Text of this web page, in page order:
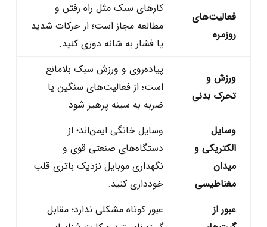
فعالیت‌های
روزمره
کارهای سبک مثل راه رفتن و
مطالعه مجاز است؛ از حرکات شدید
یا فشار به شانه دوری کنید.
ورزش و
تحرک بدنی
پیاده‌روی و ورزش سبک بلامانع
است؛ از فعالیت‌های سنگین یا
ضربه به سینه پرهیز شود.
وسایل
الکتریکی و
میدان
مغناطیسی
وسایل خانگی ایمن‌اند؛ از
دستگاه‌های صنعتی قوی و
نگهداری موبایل نزدیک باتری قلب
خودداری کنید.
عبور از
عبور کوتاه مشکلی ندارد؛ مقابل